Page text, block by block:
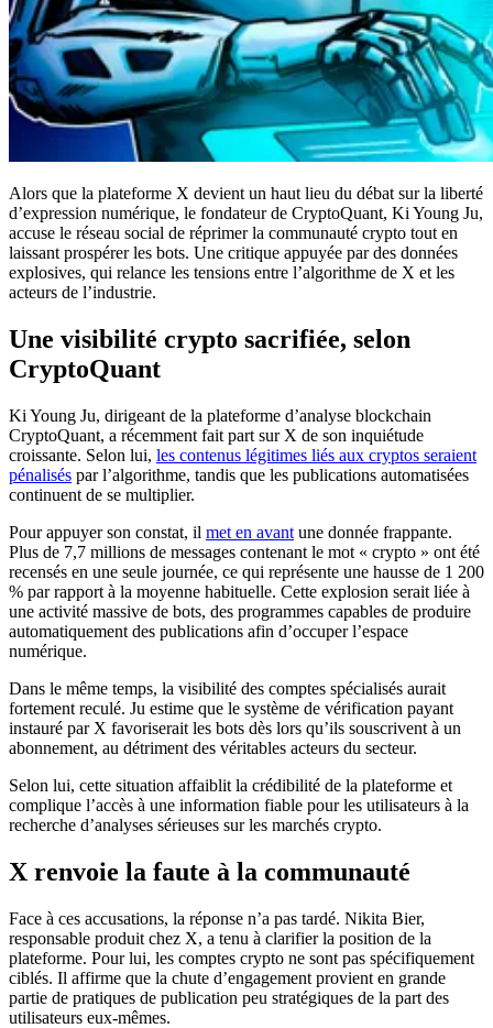
Alors que la plateforme X devient un haut lieu du débat sur la liberté
d’expression numérique, le fondateur de CryptoQuant, Ki Young Ju,
accuse le réseau social de réprimer la communauté crypto tout en
laissant prospérer les bots. Une critique appuyée par des données
explosives, qui relance les tensions entre l’algorithme de X et les
acteurs de l’industrie.
Une visibilité crypto sacrifiée, selon
CryptoQuant
Ki Young Ju, dirigeant de la plateforme d’analyse blockchain
CryptoQuant, a récemment fait part sur X de son inquiétude
croissante. Selon lui, les contenus légitimes liés aux cryptos seraient
pénalisés par l’algorithme, tandis que les publications automatisées
continuent de se multiplier.
Pour appuyer son constat, il met en avant une donnée frappante.
Plus de 7,7 millions de messages contenant le mot « crypto » ont été
recensés en une seule journée, ce qui représente une hausse de 1 200
% par rapport à la moyenne habituelle. Cette explosion serait liée à
une activité massive de bots, des programmes capables de produire
automatiquement des publications afin d’occuper l’espace
numérique.
Dans le même temps, la visibilité des comptes spécialisés aurait
fortement reculé. Ju estime que le système de vérification payant
instauré par X favoriserait les bots dès lors qu’ils souscrivent à un
abonnement, au détriment des véritables acteurs du secteur.
Selon lui, cette situation affaiblit la crédibilité de la plateforme et
complique l’accès à une information fiable pour les utilisateurs à la
recherche d’analyses sérieuses sur les marchés crypto.
X renvoie la faute à la communauté
Face à ces accusations, la réponse n’a pas tardé. Nikita Bier,
responsable produit chez X, a tenu à clarifier la position de la
plateforme. Pour lui, les comptes crypto ne sont pas spécifiquement
ciblés. Il affirme que la chute d’engagement provient en grande
partie de pratiques de publication peu stratégiques de la part des
utilisateurs eux-mêmes.